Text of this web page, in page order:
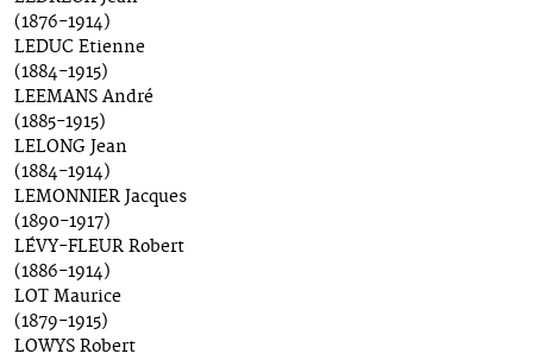
(1876-1914)
LEDUC Etienne
(1884-1915)
LEEMANS André
(1885-1915)
LELONG Jean
(1884-1914)
LEMONNIER Jacques
(1890-1917)
LÉVY-FLEUR Robert
(1886-1914)
LOT Maurice
(1879-1915)
LOWYS Robert